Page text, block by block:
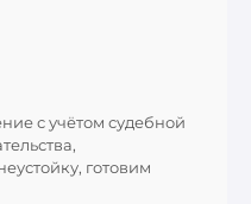
с учётом судебной
готовим